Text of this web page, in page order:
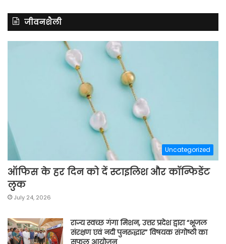
जीवनशैली
Uncategorized
ऑफिस के हर दिन को दें स्टाइलिश और कॉन्फिडेंट
लुक
July 24, 2026
राज्य स्वच्छ गंगा मिशन, उत्तर प्रदेश द्वारा “भूजल
संरक्षण एवं नदी पुनरुद्धार” विषयक संगोष्ठी का